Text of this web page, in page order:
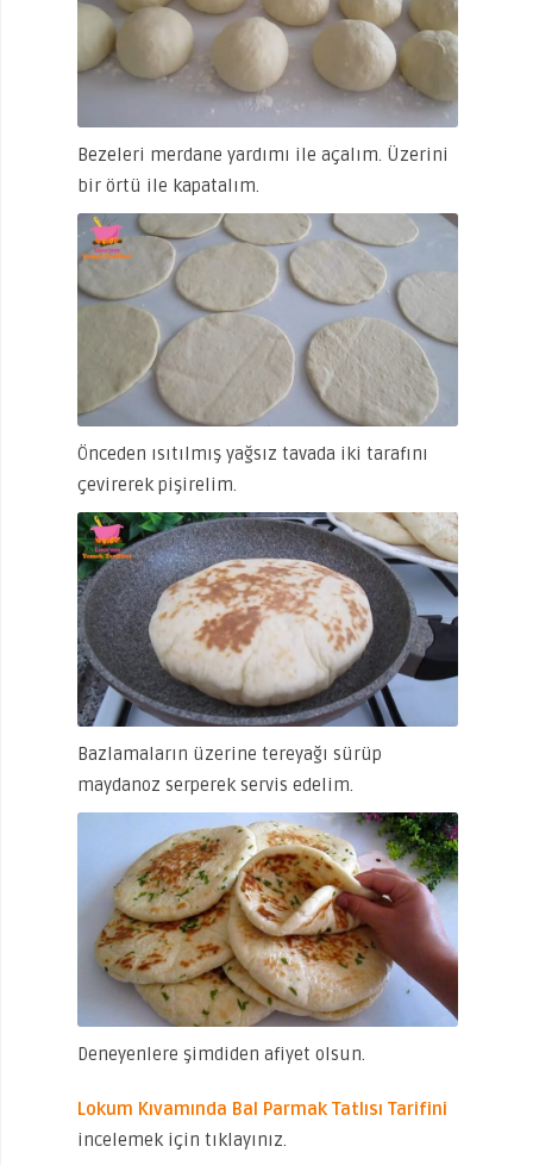
Bezeleri merdane yardımı ile açalım. Üzerini
bir örtü ile kapatalım.
Önceden ısıtılmış yağsız tavada iki tarafını
çevirerek pişirelim.
Bazlamaların üzerine tereyağı sürüp
maydanoz serperek servis edelim.
Deneyenlere şimdiden afiyet olsun.
Lokum Kıvamında Bal Parmak Tatlısı Tarifini
incelemek için tıklayınız.